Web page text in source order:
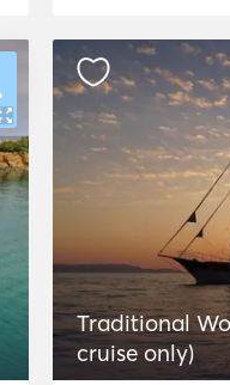
Traditional
cruise only)